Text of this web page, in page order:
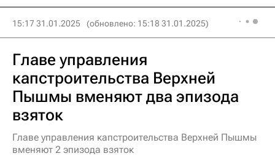
15:17 31.01.2025 (обновлено: 15:18 31.01.2025)
Главе управления
капстроительства Верхней
Пышмы вменяют два эпизода
взяток
Главе управления капстроительства Верхней Пышмы
вменяют 2 эпизода взяток